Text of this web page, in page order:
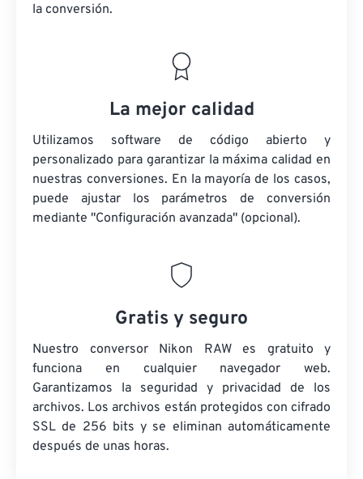
la conversión.
La mejor calidad
Utilizamos software de código abierto y
personalizado para garantizar la máxima calidad en
nuestras conversiones. En la mayoría de los casos,
puede ajustar los parámetros de conversión
mediante "Configuración avanzada" (opcional).
Gratis y seguro
Nuestro conversor Nikon RAW es gratuito y
funciona en cualquier navegador web.
Garantizamos la seguridad y privacidad de los
archivos. Los archivos están protegidos con cifrado
SSL de 256 bits y se eliminan automáticamente
después de unas horas.